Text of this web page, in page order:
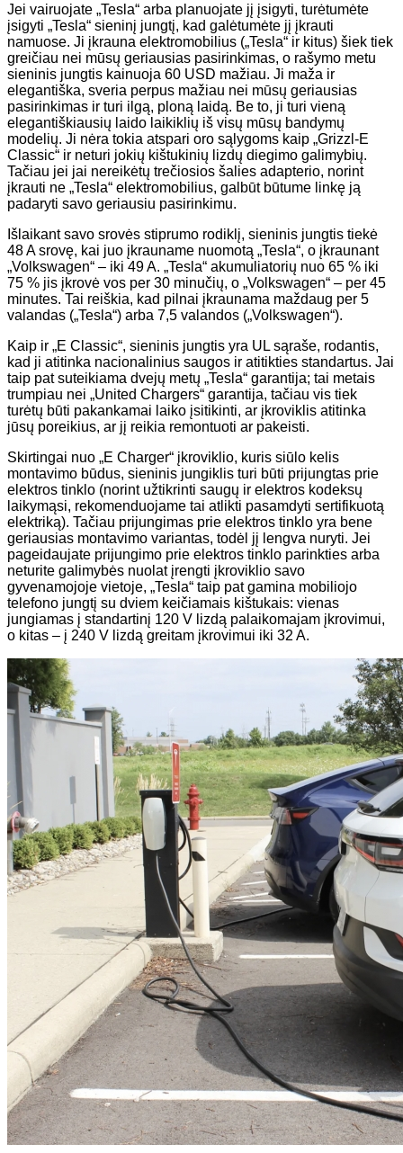
Jei vairuojate „Tesla“ arba planuojate jį įsigyti, turėtumėte
įsigyti „Tesla“ sieninį jungtį, kad galėtumėte jį įkrauti
namuose. Ji įkrauna elektromobilius („Tesla“ ir kitus) šiek tiek
greičiau nei mūsų geriausias pasirinkimas, o rašymo metu
sieninis jungtis kainuoja 60 USD mažiau. Ji maža ir
elegantiška, sveria perpus mažiau nei mūsų geriausias
pasirinkimas ir turi ilgą, ploną laidą. Be to, ji turi vieną
elegantiškiausių laido laikiklių iš visų mūsų bandymų
modelių. Ji nėra tokia atspari oro sąlygoms kaip „Grizzl-E
Classic“ ir neturi jokių kištukinių lizdų diegimo galimybių.
Tačiau jei jai nereikėtų trečiosios šalies adapterio, norint
įkrauti ne „Tesla“ elektromobilius, galbūt būtume linkę ją
padaryti savo geriausiu pasirinkimu.
Išlaikant savo srovės stiprumo rodiklį, sieninis jungtis tiekė
48 A srovę, kai juo įkrauname nuomotą „Tesla“, o įkraunant
„Volkswagen“ – iki 49 A. „Tesla“ akumuliatorių nuo 65 % iki
75 % jis įkrovė vos per 30 minučių, o „Volkswagen“ – per 45
minutes. Tai reiškia, kad pilnai įkraunama maždaug per 5
valandas („Tesla“) arba 7,5 valandos („Volkswagen“).
Kaip ir „E Classic“, sieninis jungtis yra UL sąraše, rodantis,
kad ji atitinka nacionalinius saugos ir atitikties standartus. Jai
taip pat suteikiama dvejų metų „Tesla“ garantija; tai metais
trumpiau nei „United Chargers“ garantija, tačiau vis tiek
turėtų būti pakankamai laiko įsitikinti, ar įkroviklis atitinka
jūsų poreikius, ar jį reikia remontuoti ar pakeisti.
Skirtingai nuo „E Charger“ įkroviklio, kuris siūlo kelis
montavimo būdus, sieninis jungiklis turi būti prijungtas prie
elektros tinklo (norint užtikrinti saugų ir elektros kodeksų
laikymąsi, rekomenduojame tai atlikti pasamdyti sertifikuotą
elektriką). Tačiau prijungimas prie elektros tinklo yra bene
geriausias montavimo variantas, todėl jį lengva nuryti. Jei
pageidaujate prijungimo prie elektros tinklo parinkties arba
neturite galimybės nuolat įrengti įkroviklio savo
gyvenamojoje vietoje, „Tesla“ taip pat gamina mobiliojo
telefono jungtį su dviem keičiamais kištukais: vienas
jungiamas į standartinį 120 V lizdą palaikomajam įkrovimui,
o kitas – į 240 V lizdą greitam įkrovimui iki 32 A.